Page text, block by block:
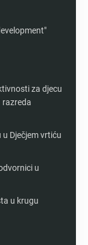
za djecu
razreda
Dječjem vrtiću
u
u krugu